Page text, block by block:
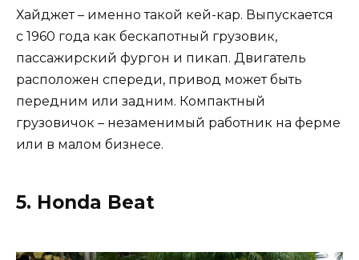
Хайджет – именно такой кей-кар. Выпускается
с 1960 года как бескапотный грузовик,
пассажирский фургон и пикап. Двигатель
расположен спереди, привод может быть
передним или задним. Компактный
грузовичок – незаменимый работник на ферме
или в малом бизнесе.
5. Honda Beat